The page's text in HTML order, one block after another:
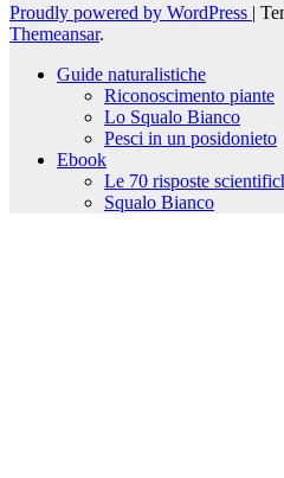
Proudly powered by WordPress |
Themeansar.
Guide naturalistiche
Riconoscimento piante
Lo Squalo Bianco
Pesci in un posidonieto
Ebook
Le 70 risposte
Squalo Bianco